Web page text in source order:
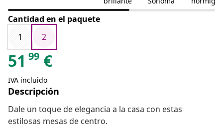
n
Cantidad en el paquete
1
2
51 99 €
IVA incluido
Descripción
Dale un toque de elegancia a la casa con estas
estilosas mesas de centro.